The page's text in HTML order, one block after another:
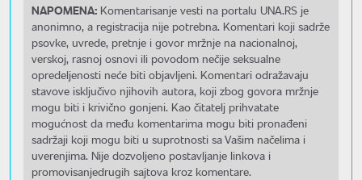
NAPOMENA: Komentarisanje vesti na portalu UNA.RS je
anonimno, a registracija nije potrebna. Komentari koji sadrže
psovke, uvrede, pretnje i govor mržnje na nacionalnoj,
verskoj, rasnoj osnovi ili povodom nečije seksualne
opredeljenosti neće biti objavljeni. Komentari odražavaju
stavove isključivo njihovih autora, koji zbog govora mržnje
mogu biti i krivično gonjeni. Kao čitatelj prihvatate
mogućnost da među komentarima mogu biti pronađeni
sadržaji koji mogu biti u suprotnosti sa Vašim načelima i
uverenjima. Nije dozvoljeno postavljanje linkova i
promovisanjedrugih sajtova kroz komentare.